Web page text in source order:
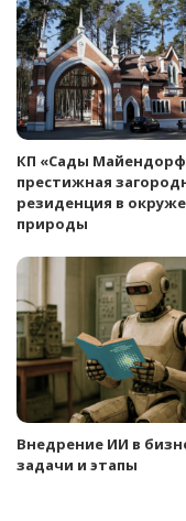
КП «Сады
престижная
резиденция в
природы
Внедрение ИИ в
задачи и этапы